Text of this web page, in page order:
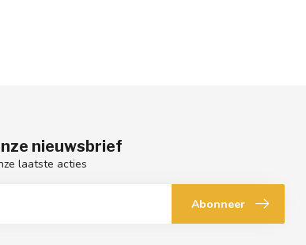
nieuwsbrief
laatste acties
Abonneer